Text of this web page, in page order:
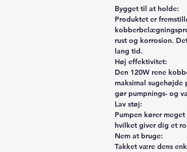
Bygget til at holde:
Produktet er
rust og korrosion.
lang tid.
Høj effektivitet:
Den 120W rene
maksimal sugehøjde
gør pumpnings- og
Lav støj:
Pumpen kører
hvilket giver dig et
Nem at bruge:
Takket være dens